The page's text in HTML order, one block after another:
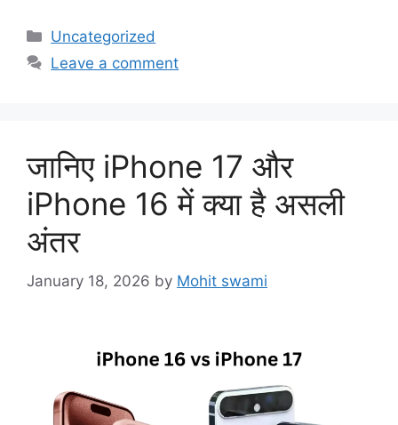
Categories
Uncategorized
Leave a comment
जानिए iPhone 17 और
iPhone 16 में क्या है असली
अंतर
January 18, 2026 by Mohit swami